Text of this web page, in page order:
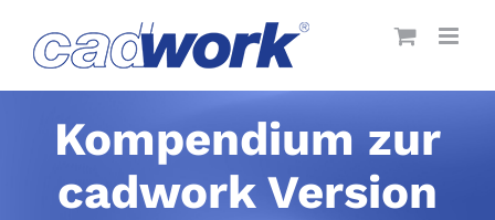
content
Kompendium zur
cadwork Version